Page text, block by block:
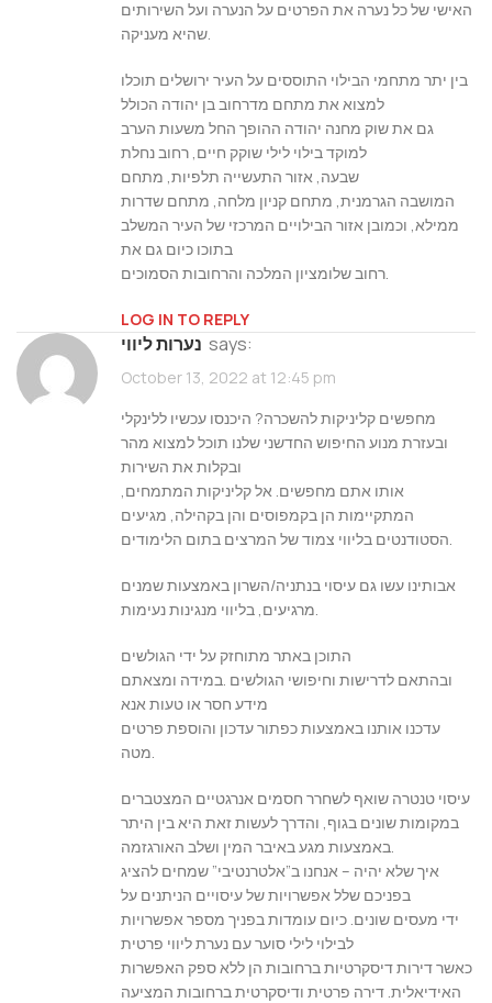
האישי של כל נערה את הפרטים על הנערה ועל השירותים
שהיא מעניקה.
בין יתר מתחמי הבילוי התוססים על העיר ירושלים תוכלו
למצוא את מתחם מדרחוב בן יהודה הכולל
גם את שוק מחנה יהודה ההופך החל משעות הערב
למוקד בילוי לילי שוקק חיים, רחוב נחלת
שבעה, אזור התעשייה תלפיות, מתחם
המושבה הגרמנית, מתחם קניון מלחה, מתחם שדרות
ממילא, וכמובן אזור הבילויים המרכזי של העיר המשלב
בתוכו כיום גם את
רחוב שלומציון המלכה והרחובות הסמוכים.
LOG IN TO REPLY
נערות ליווי says:
October 13, 2022 at 12:45 pm
מחפשים קליניקות להשכרה? היכנסו עכשיו ללינקלי
ובעזרת מנוע החיפוש החדשני שלנו תוכל למצוא מהר
ובקלות את השירות
אותו אתם מחפשים. אל קליניקות המתמחים,
המתקיימות הן בקמפוסים והן בקהילה, מגיעים
אבותינו עשו גם עיסוי בנתניה/השרון באמצעות שמנים
התוכן באתר מתוחזק על ידי הגולשים
ובהתאם לדרישות וחיפושי הגולשים .במידה ומצאתם
מידע חסר או טעות אנא
עדכנו אותנו באמצעות כפתור עדכון והוספת פרטים
עיסוי טנטרה שואף לשחרר חסמים אנרגטיים המצטברים
במקומות שונים בגוף, והדרך לעשות זאת היא בין היתר
איך שלא יהיה – אנחנו ב”אלטרנטיבי” שמחים להציג
בפניכם שלל אפשרויות של עיסויים הניתנים על
ידי מעסים שונים. כיום עומדות בפניך מספר אפשרויות
לבילוי לילי סוער עם נערת ליווי פרטית
כאשר דירות דיסקרטיות ברחובות הן ללא ספק האפשרות
האידיאלית. דירה פרטית ודיסקרטית ברחובות המציעה